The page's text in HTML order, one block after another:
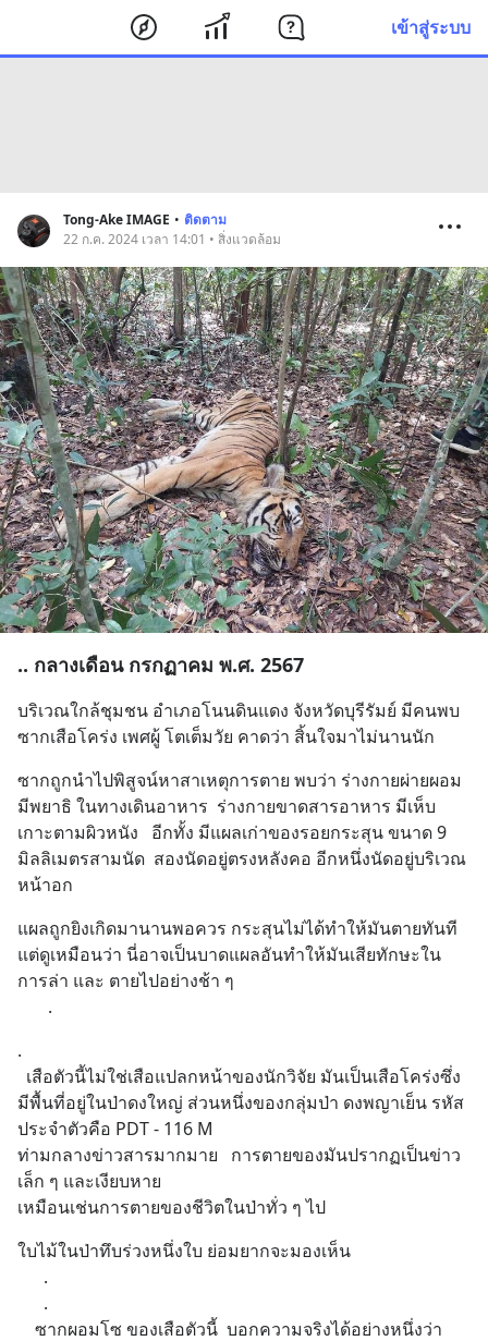
เข้าสู่ระบบ
Tong-Ake IMAGE • ติดตาม
22 ก.ค. 2024 เวลา 14:01 • สิ่งแวดล้อม
.. กลางเดือน กรกฏาคม พ.ศ. 2567
บริเวณใกล้ชุมชน อำเภอโนนดินแดง จังหวัดบุรีรัมย์ มีคนพบ
ซากเสือโคร่ง เพศผู้ โตเต็มวัย คาดว่า สิ้นใจมาไม่นานนัก
ซากถูกนำไปพิสูจน์หาสาเหตุการตาย พบว่า ร่างกายผ่ายผอม
มีพยาธิ ในทางเดินอาหาร  ร่างกายขาดสารอาหาร มีเห็บ
เกาะตามผิวหนัง   อีกทั้ง มีแผลเก่าของรอยกระสุน ขนาด 9
มิลลิเมตรสามนัด  สองนัดอยู่ตรงหลังคอ อีกหนึ่งนัดอยู่บริเวณ
หน้าอก
แผลถูกยิงเกิดมานานพอควร กระสุนไม่ได้ทำให้มันตายทันที
แต่ดูเหมือนว่า นี่อาจเป็นบาดแผลอันทำให้มันเสียทักษะใน
การล่า และ ตายไปอย่างช้า ๆ
       .
.
มีพื้นที่อยู่ในป่าดงใหญ่ ส่วนหนึ่งของกลุ่มป่า ดงพญาเย็น รหัส
ประจำตัวคือ PDT - 116 M
ท่ามกลางข่าวสารมากมาย   การตายของมันปรากฏเป็นข่าว
เล็ก ๆ และเงียบหาย
เหมือนเช่นการตายของชีวิตในป่าทั่ว ๆ ไป
ใบไม้ในป่าทึบร่วงหนึ่งใบ ย่อมยากจะมองเห็น
      .
      .